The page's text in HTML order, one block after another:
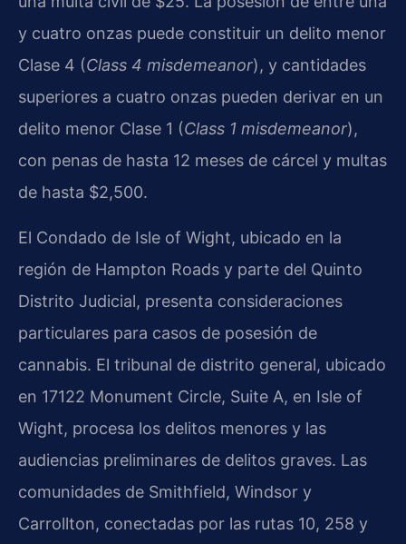
y cuatro onzas puede constituir un delito menor
Clase 4 (Class 4 misdemeanor), y cantidades
superiores a cuatro onzas pueden derivar en un
delito menor Clase 1 (Class 1 misdemeanor),
con penas de hasta 12 meses de cárcel y multas
de hasta $2,500.
El Condado de Isle of Wight, ubicado en la
región de Hampton Roads y parte del Quinto
Distrito Judicial, presenta consideraciones
particulares para casos de posesión de
cannabis. El tribunal de distrito general, ubicado
en 17122 Monument Circle, Suite A, en Isle of
Wight, procesa los delitos menores y las
audiencias preliminares de delitos graves. Las
comunidades de Smithfield, Windsor y
Carrollton, conectadas por las rutas 10, 258 y